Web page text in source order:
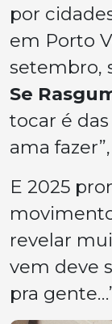
por
em Porto
setembro,
Se
tocar é
ama
E 2025
revelar
vem deve
pra